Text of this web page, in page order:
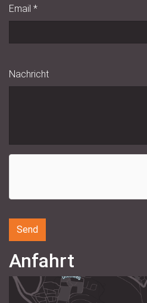
Email *
Nachricht
Anfahrt